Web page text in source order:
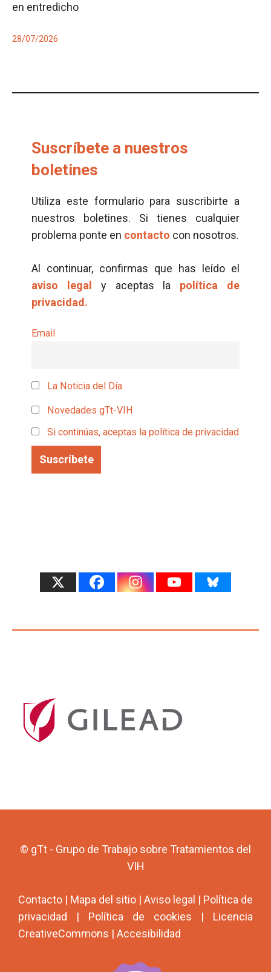
en entredicho
28/07/2026
Suscríbete a nuestros
boletines
Utiliza este formulario para suscribirte a
nuestros boletines. Si tienes cualquier
problema ponte en contacto con nosotros.
Al continuar, confirmas que has leído el
aviso legal
y aceptas la política de
privacidad.
Email
La Noticia del Día
Novedades gTt-VIH
Si continúas, aceptas la política de privacidad
© gTt - Grupo de Trabajo sobre Tratamientos del
VIH
Contacto | Mapa del sitio | Aviso legal | Política de
privacidad | Política de cookies | Licencia
CreativeCommons | Accesibilidad